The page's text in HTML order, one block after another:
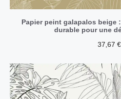
Papier peint galapalos beige
durable pour une
37,67 €